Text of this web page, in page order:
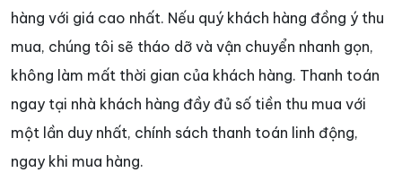
hàng với giá cao nhất. Nếu quý khách hàng đồng ý thu
mua, chúng tôi sẽ tháo dỡ và vận chuyển nhanh gọn,
không làm mất thời gian của khách hàng. Thanh toán
ngay tại nhà khách hàng đầy đủ số tiền thu mua với
một lần duy nhất, chính sách thanh toán linh động,
ngay khi mua hàng.